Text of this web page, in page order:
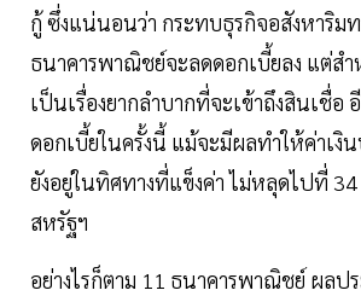
กู้ ซึ่งแน่นอนว่า กระทบธุรกิจอสังหาริม
ธนาคารพาณิชย์จะลดดอกเบี้ยลง แต่ส
เป็นเรื่องยากลำบากที่จะเข้าถึงสินเชื่อ
ดอกเบี้ยในครั้งนี้ แม้จะมีผลทำให้ค่าเงิ
ยังอยู่ในทิศทางที่แข็งค่า ไม่หลุดไปที่
สหรัฐฯ
อย่างไรก็ตาม 11 ธนาคารพาณิชย์ ผลป